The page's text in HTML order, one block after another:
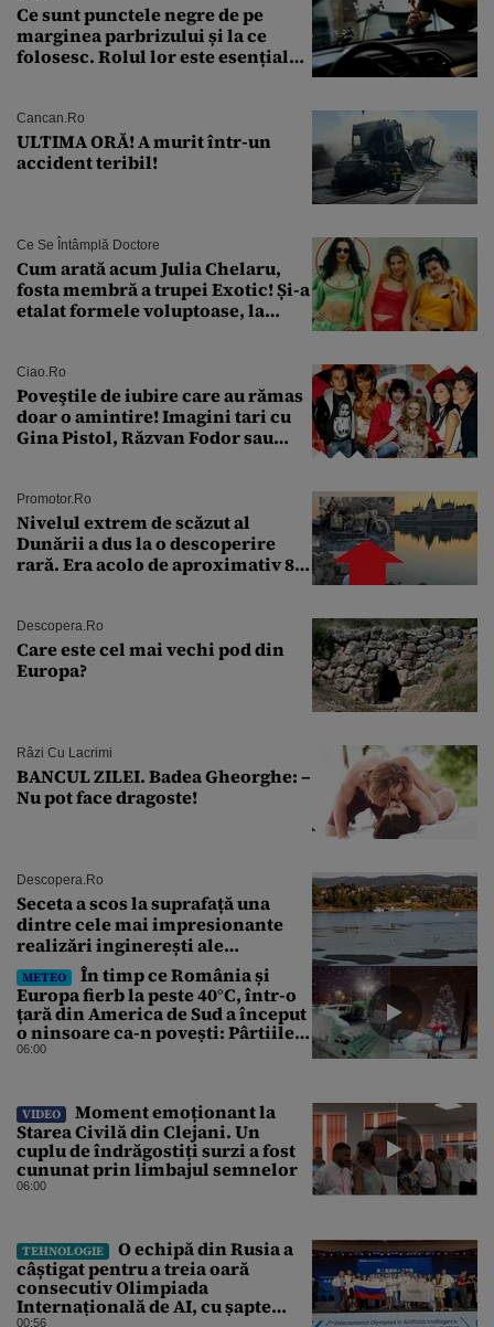
Ce sunt punctele negre de pe
marginea parbrizului și la ce
folosesc. Rolul lor este esențial
Cancan.ro
ULTIMA ORĂ! A murit într-un
accident teribil!
Ce Se Întâmplă Doctore
Cum arată acum Julia Chelaru,
fosta membră a trupei Exotic! Și-a
etalat formele voluptoase, la
Ciao.ro
Poveştile de iubire care au rămas
doar o amintire! Imagini tari cu
Gina Pistol, Răzvan Fodor sau
Promotor.ro
Nivelul extrem de scăzut al
Dunării a dus la o descoperire
rară. Era acolo de aproximativ 80
Descopera.ro
Care este cel mai vechi pod din
Europa?
Râzi Cu Lacrimi
BANCUL ZILEI. Badea Gheorghe: –
Nu pot face dragoste!
Descopera.ro
Seceta a scos la suprafață una
dintre cele mai impresionante
realizări inginerești ale
Imperiului Roman
METEO
În timp ce România și
Europa fierb la peste 40°C, într-o
țară din America de Sud a început
o ninsoare ca-n povești: Pârtiile
s-au umplut de schiori
06:00
VIDEO
Moment emoționant la
Starea Civilă din Clejani. Un
cuplu de îndrăgostiți surzi a fost
cununat prin limbajul semnelor
06:00
TEHNOLOGIE
O echipă din Rusia a
câștigat pentru a treia oară
consecutiv Olimpiada
Internațională de AI, cu șapte
00:56